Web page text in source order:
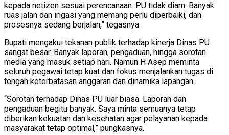
kepada netizen sesuai perencanaan. PU tidak diam. Banyak
ruas jalan dan irigasi yang memang perlu diperbaiki, dan
prosesnya sedang berjalan,” tegasnya.
Bupati mengakui tekanan publik terhadap kinerja Dinas PU
sangat besar. Banyak laporan, pengaduan, hingga sorotan
media yang masuk setiap hari. Namun H Asep meminta
seluruh pegawai tetap kuat dan fokus menjalankan tugas di
tengah keterbatasan anggaran dan dinamika lapangan.
“Sorotan terhadap Dinas PU luar biasa. Laporan dan
pengaduan begitu banyak. Saya minta semuanya tetap
diberikan kekuatan dan kesehatan agar pelayanan kepada
masyarakat tetap optimal,” pungkasnya.